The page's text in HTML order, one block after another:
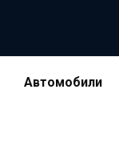
Автомобили